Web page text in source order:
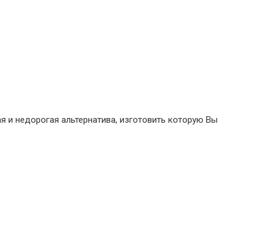
недорогая альтернатива, изготовить которую Вы